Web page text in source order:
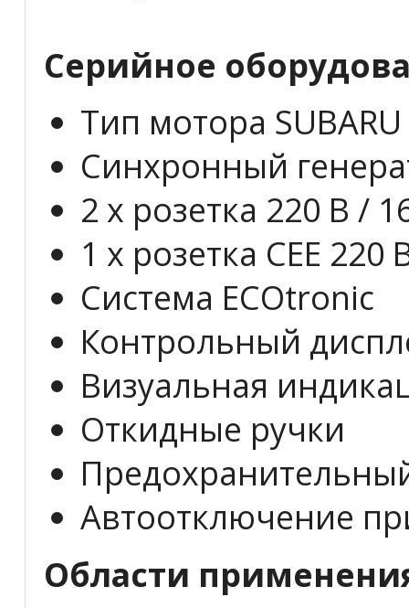
Серийное
Тип мотора SUBARU
Синхронный
2 x розетка 220 В /
1 x розетка CEE 220
Система ECOtronic
Контрольный
Визуальная
Откидные ручки
Автоотключение
Области